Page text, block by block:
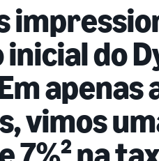
do
apenas
vimos